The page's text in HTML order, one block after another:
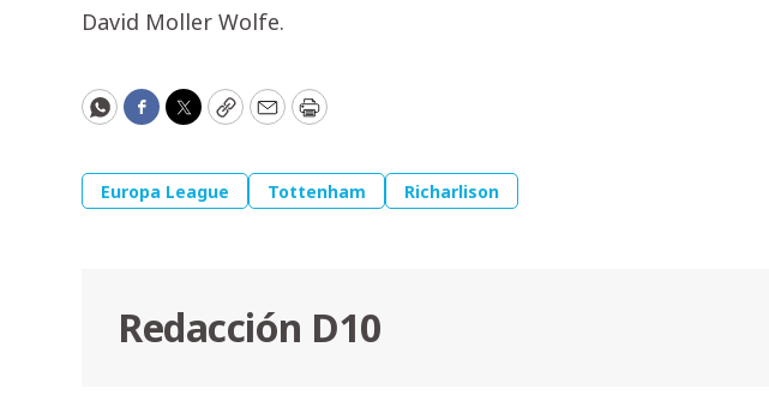
David Moller Wolfe.
WhatsApp
Facebook
Twitter
CopyEmailPrint
Europa League Tottenham Richarlison
Redacción D10